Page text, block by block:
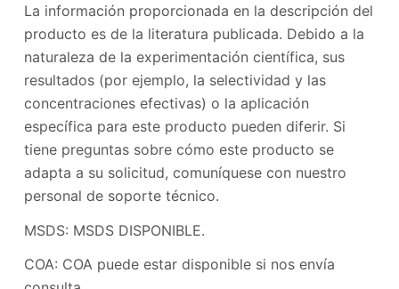
La información proporcionada en la descripción del
producto es de la literatura publicada. Debido a la
naturaleza de la experimentación científica, sus
resultados (por ejemplo, la selectividad y las
concentraciones efectivas) o la aplicación
específica para este producto pueden diferir. Si
tiene preguntas sobre cómo este producto se
adapta a su solicitud, comuníquese con nuestro
personal de soporte técnico.
MSDS: MSDS DISPONIBLE.
COA: COA puede estar disponible si nos envía